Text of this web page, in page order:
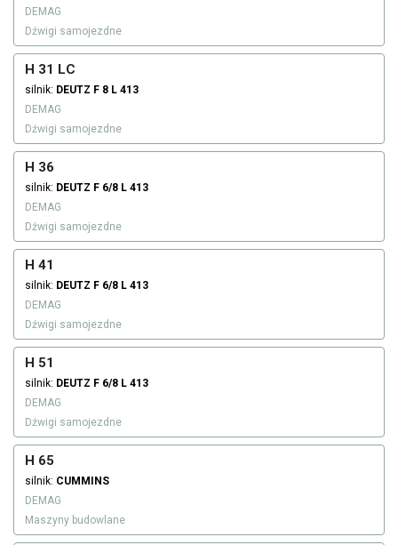
DEMAG
Dźwigi samojezdne
H 31 LC
silnik: DEUTZ F 8 L 413
DEMAG
Dźwigi samojezdne
H 36
silnik: DEUTZ F 6/8 L 413
DEMAG
Dźwigi samojezdne
H 41
silnik: DEUTZ F 6/8 L 413
DEMAG
Dźwigi samojezdne
H 51
silnik: DEUTZ F 6/8 L 413
DEMAG
Dźwigi samojezdne
H 65
silnik: CUMMINS
DEMAG
Maszyny budowlane